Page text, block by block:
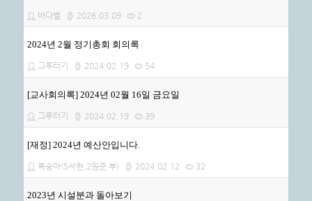
바다별 2026.03.09 2
2024년 2월 정기총회 회의록
그루터기 2024.02.19 54
[교사회의록] 2024년 02월 16일 금요일
그루터기 2024.02.19 39
[재정] 2024년 예산안입니다.
복숭아(5서현,2원준 부) 2024.02.12 32
2023년 시설분과 돌아보기